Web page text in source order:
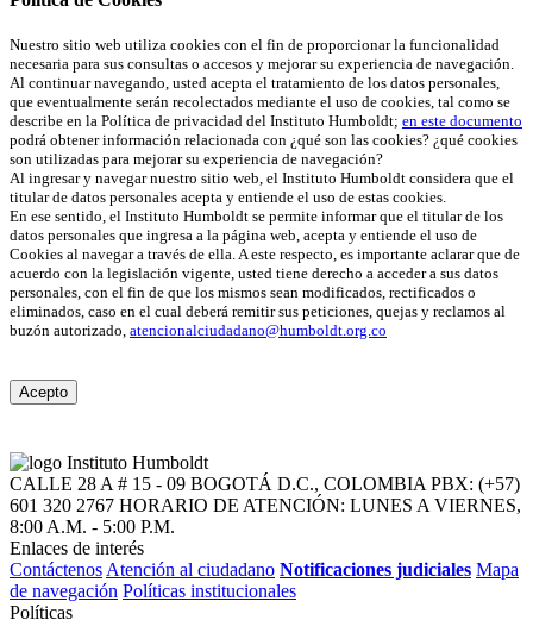
Nuestro sitio web utiliza cookies con el fin de proporcionar la funcionalidad
necesaria para sus consultas o accesos y mejorar su experiencia de navegación.
Al continuar navegando, usted acepta el tratamiento de los datos personales,
que eventualmente serán recolectados mediante el uso de cookies, tal como se
describe en la Política de privacidad del Instituto Humboldt; en este documento
podrá obtener información relacionada con ¿qué son las cookies? ¿qué cookies
son utilizadas para mejorar su experiencia de navegación?
Al ingresar y navegar nuestro sitio web, el Instituto Humboldt considera que el
titular de datos personales acepta y entiende el uso de estas cookies.
En ese sentido, el Instituto Humboldt se permite informar que el titular de los
datos personales que ingresa a la página web, acepta y entiende el uso de
Cookies al navegar a través de ella. A este respecto, es importante aclarar que de
acuerdo con la legislación vigente, usted tiene derecho a acceder a sus datos
personales, con el fin de que los mismos sean modificados, rectificados o
eliminados, caso en el cual deberá remitir sus peticiones, quejas y reclamos al
buzón autorizado, atencionalciudadano@humboldt.org.co
Acepto
CALLE 28 A # 15 - 09 BOGOTÁ D.C., COLOMBIA PBX: (+57)
601 320 2767 HORARIO DE ATENCIÓN: LUNES A VIERNES,
8:00 A.M. - 5:00 P.M.
Enlaces de interés
ContáctenosAtención al ciudadano Notificaciones judiciales Mapa
de navegación Políticas institucionales
Políticas